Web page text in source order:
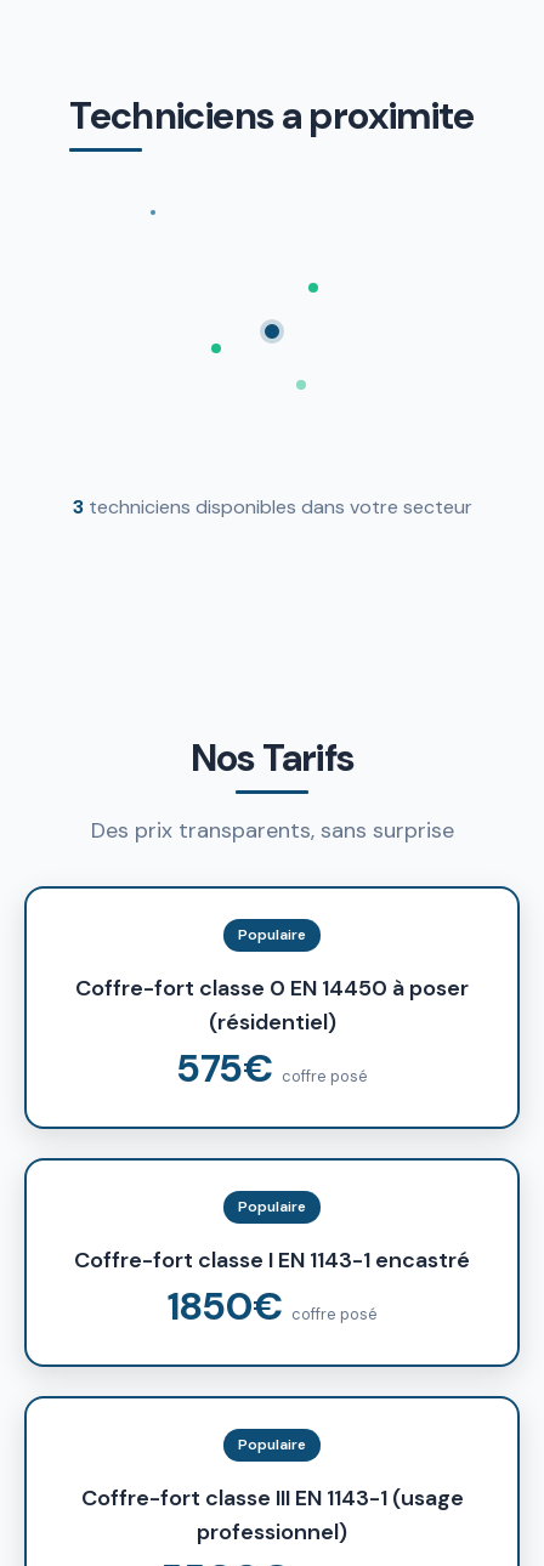
Techniciens a proximite
3techniciens disponibles dans votre secteur
Nos Tarifs
Des prix transparents, sans surprise
Populaire
Coffre-fort classe 0 EN 14450 à poser
(résidentiel)
575€ coffre posé
Populaire
Coffre-fort classe I EN 1143-1 encastré
1850€ coffre posé
Populaire
Coffre-fort classe III EN 1143-1 (usage
professionnel)